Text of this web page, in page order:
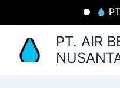
PT
PT. AIR